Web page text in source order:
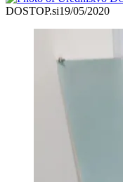
DOSTOP.si19/05/2020